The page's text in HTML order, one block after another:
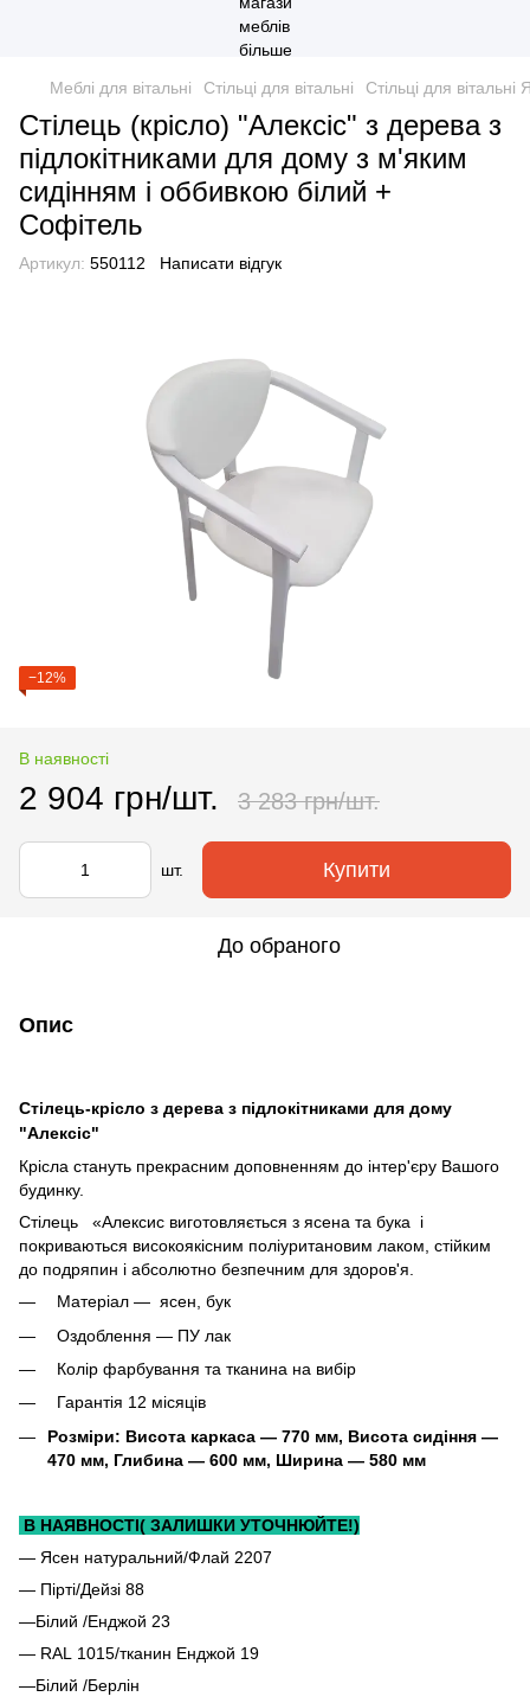
Меблі для вітальні Стільці для вітальні Стільці для вітальні
Стілець (крісло) "Алексіс" з дерева з
підлокітниками для дому з м'яким
сидінням і оббивкою білий +
Софітель
Артикул: 550112 Написати відгук
−12%
В наявності
2 904 грн/шт. 3 283 грн/шт.
шт. Купити
До обраного
Опис
Стілець-крісло з дерева з підлокітниками для дому
"Алексіс"
Крісла стануть прекрасним доповненням до інтер'єру Вашого
будинку.
Стілець «Алексис виготовляється з ясена та бука і
покриваються високоякісним поліуритановим лаком, стійким
до подряпин і абсолютно безпечним для здоров'я.
Матеріал ― ясен, бук
Оздоблення ― ПУ лак
Колір фарбування та тканина на вибір
Гарантія 12 місяців
Розміри: Висота каркаса ― 770 мм, Висота сидіння ―
470 мм, Глибина ― 600 мм, Ширина ― 580 мм
В НАЯВНОСТІ( ЗАЛИШКИ УТОЧНЮЙТЕ!)
— Ясен натуральний/Флай 2207
— Пірті/Дейзі 88
—Білий /Енджой 23
— RAL 1015/тканин Енджой 19
—Білий /Берлін